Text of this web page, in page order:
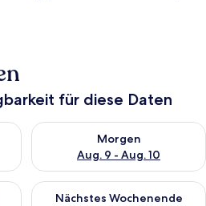
für diese Daten
für heute Nacht, Aug. 8 - Aug. 9.
Morgen
Aug. 9 - Aug. 10
Überprüfe die Verfügbarkeit
für dieses Wochenende, Aug. 14
Nächstes Wochenende
Überprüfe die Verfügbarkeit